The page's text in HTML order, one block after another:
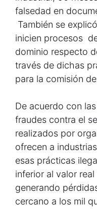
falsedad en
También se
inicien procesos
dominio respecto
través de dichas
para la comisión
De acuerdo con
fraudes contra el
realizados por
ofrecen a
esas prácticas
inferior al valor
generando
cercano a los mil